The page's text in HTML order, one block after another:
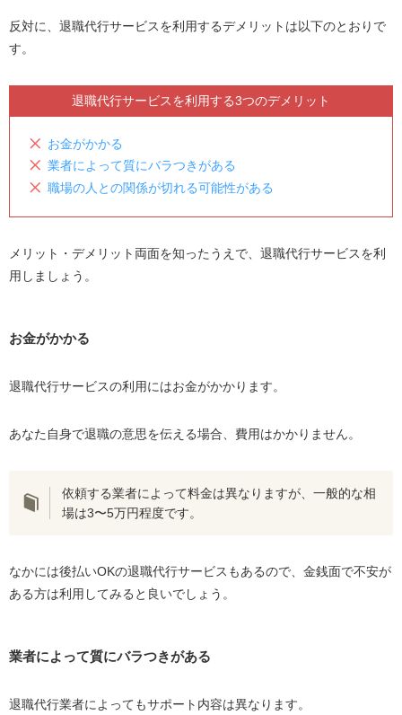
反対に、退職代行サービスを利用するデメリットは以下のとおりで
す。
退職代行サービスを利用する3つのデメリット
お金がかかる
業者によって質にバラつきがある
職場の人との関係が切れる可能性がある
メリット・デメリット両面を知ったうえで、退職代行サービスを利
用しましょう。
お金がかかる
退職代行サービスの利用にはお金がかかります。
あなた自身で退職の意思を伝える場合、費用はかかりません。
依頼する業者によって料金は異なりますが、一般的な相
場は3〜5万円程度です。
なかには後払いOKの退職代行サービスもあるので、金銭面で不安が
ある方は利用してみると良いでしょう。
業者によって質にバラつきがある
退職代行業者によってもサポート内容は異なります。